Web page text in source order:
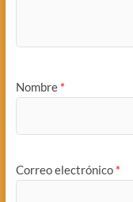
Nombre *
Correo electrónico *